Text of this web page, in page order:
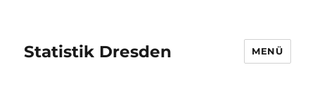
Statistik Dresden MENÜ